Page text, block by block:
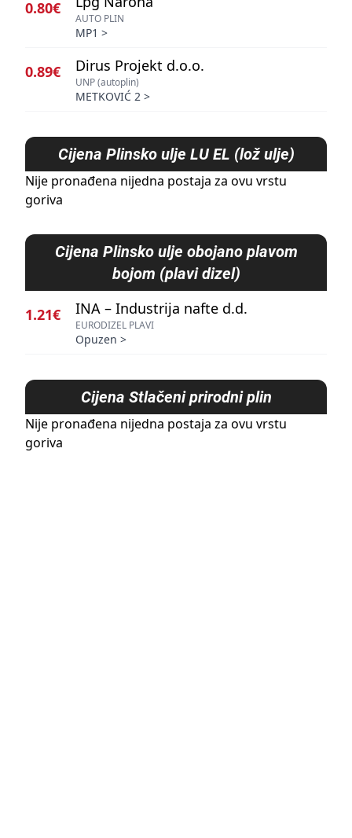
0.80€
AUTO PLIN
MP1 >
0.89€ Dirus Projekt d.o.o.
UNP (autoplin)
METKOVIĆ 2 >
Cijena Plinsko ulje LU EL (lož ulje)
Nije pronađena nijedna postaja za ovu vrstu
goriva
Cijena Plinsko ulje obojano plavom
bojom (plavi dizel)
1.21€ INA – Industrija nafte d.d.
EURODIZEL PLAVI
Opuzen >
Cijena Stlačeni prirodni plin
Nije pronađena nijedna postaja za ovu vrstu
goriva